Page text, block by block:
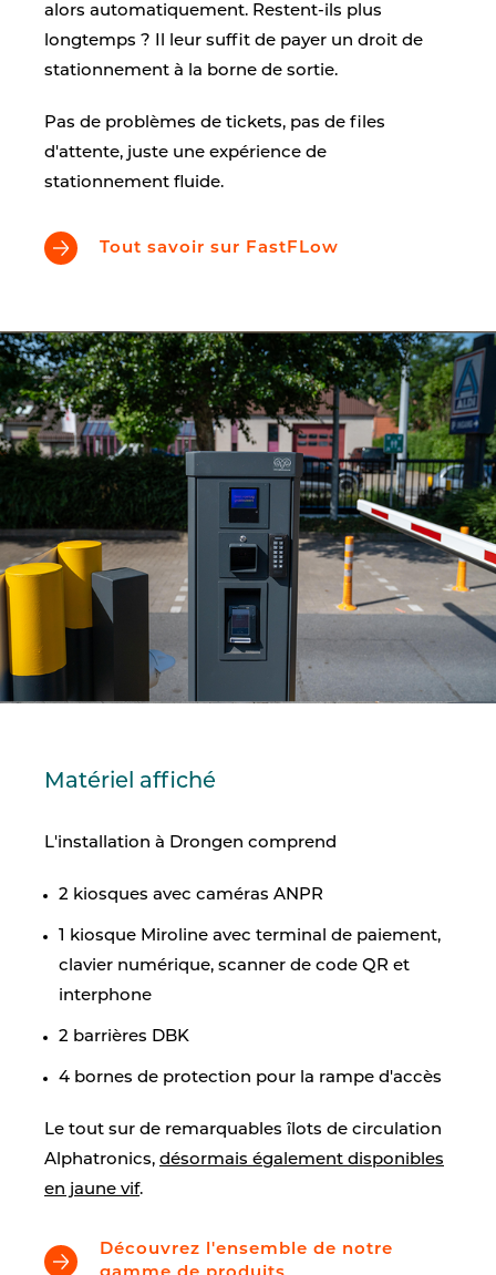
alors automatiquement. Restent-ils plus
longtemps ? Il leur suffit de payer un droit de
stationnement à la borne de sortie.
Pas de problèmes de tickets, pas de files
d'attente, juste une expérience de
stationnement fluide.
Tout savoir sur FastFLow
Matériel affiché
L'installation à Drongen comprend
2 kiosques avec caméras ANPR
1 kiosque Miroline avec terminal de paiement,
clavier numérique, scanner de code QR et
interphone
2 barrières DBK
4 bornes de protection pour la rampe d'accès
Le tout sur de remarquables îlots de circulation
Alphatronics, désormais également disponibles
en jaune vif.
Découvrez l'ensemble de notre